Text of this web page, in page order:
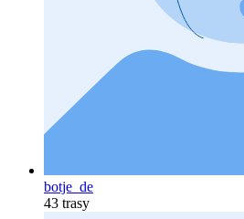
botje_de
43 trasy